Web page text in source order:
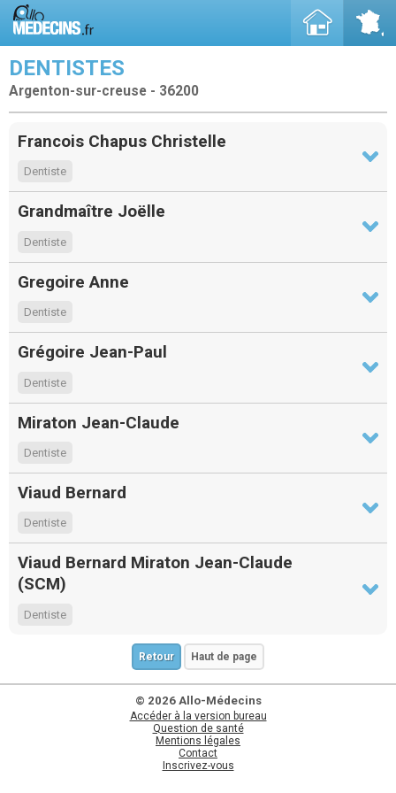
DENTISTES
Argenton-sur-creuse - 36200
Francois Chapus Christelle
Dentiste
Grandmaître Joëlle
Dentiste
Gregoire Anne
Dentiste
Grégoire Jean-Paul
Dentiste
Miraton Jean-Claude
Dentiste
Viaud Bernard
Dentiste
Viaud Bernard Miraton Jean-Claude
(SCM)
Dentiste
Retour Haut de page
© 2026 Allo-Médecins
Accéder à la version bureau
Question de santé
Mentions légales
Contact
Inscrivez-vous